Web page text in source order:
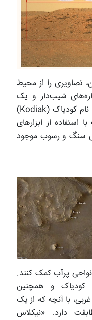
تصاویری را از محیط
شیب‌دار و یک
تختال یا بیوت (Butte) کوچک که با نام کودیاک (Kodiak)
استفاده از ابزارهای
سنگ و رسوب موجود
نواحی پرآب کمک کنند.
و همچنین
با آنچه که از یک
دارد. «نیکلاس